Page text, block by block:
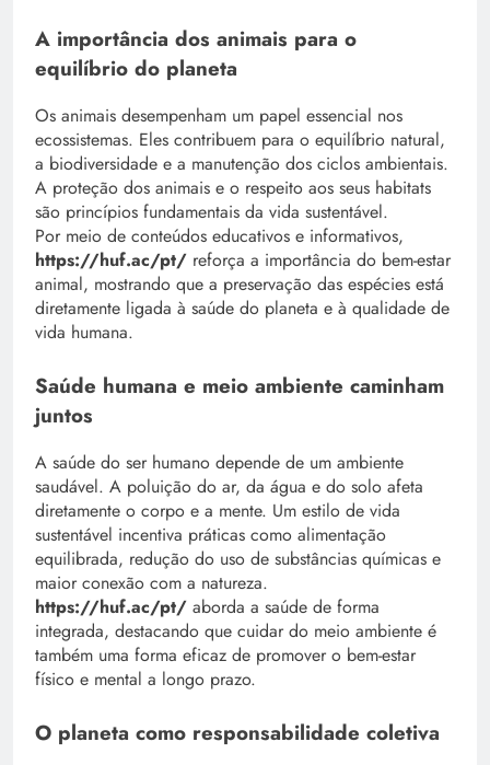
A importância dos animais para o
equilíbrio do planeta
Os animais desempenham um papel essencial nos
ecossistemas. Eles contribuem para o equilíbrio natural,
a biodiversidade e a manutenção dos ciclos ambientais.
A proteção dos animais e o respeito aos seus habitats
são princípios fundamentais da vida sustentável.
Por meio de conteúdos educativos e informativos,
https://huf.ac/pt/ reforça a importância do bem-estar
animal, mostrando que a preservação das espécies está
diretamente ligada à saúde do planeta e à qualidade de
vida humana.
Saúde humana e meio ambiente caminham
juntos
A saúde do ser humano depende de um ambiente
saudável. A poluição do ar, da água e do solo afeta
diretamente o corpo e a mente. Um estilo de vida
sustentável incentiva práticas como alimentação
equilibrada, redução do uso de substâncias químicas e
maior conexão com a natureza.
https://huf.ac/pt/ aborda a saúde de forma
integrada, destacando que cuidar do meio ambiente é
também uma forma eficaz de promover o bem-estar
físico e mental a longo prazo.
O planeta como responsabilidade coletiva